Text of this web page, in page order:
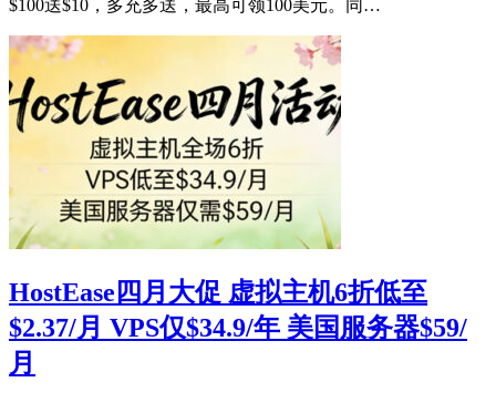
$100送$10，多充多送，最高可领100美元。同…
HostEase四月大促 虚拟主机6折低至
$2.37/月 VPS仅$34.9/年 美国服务器$59/
月